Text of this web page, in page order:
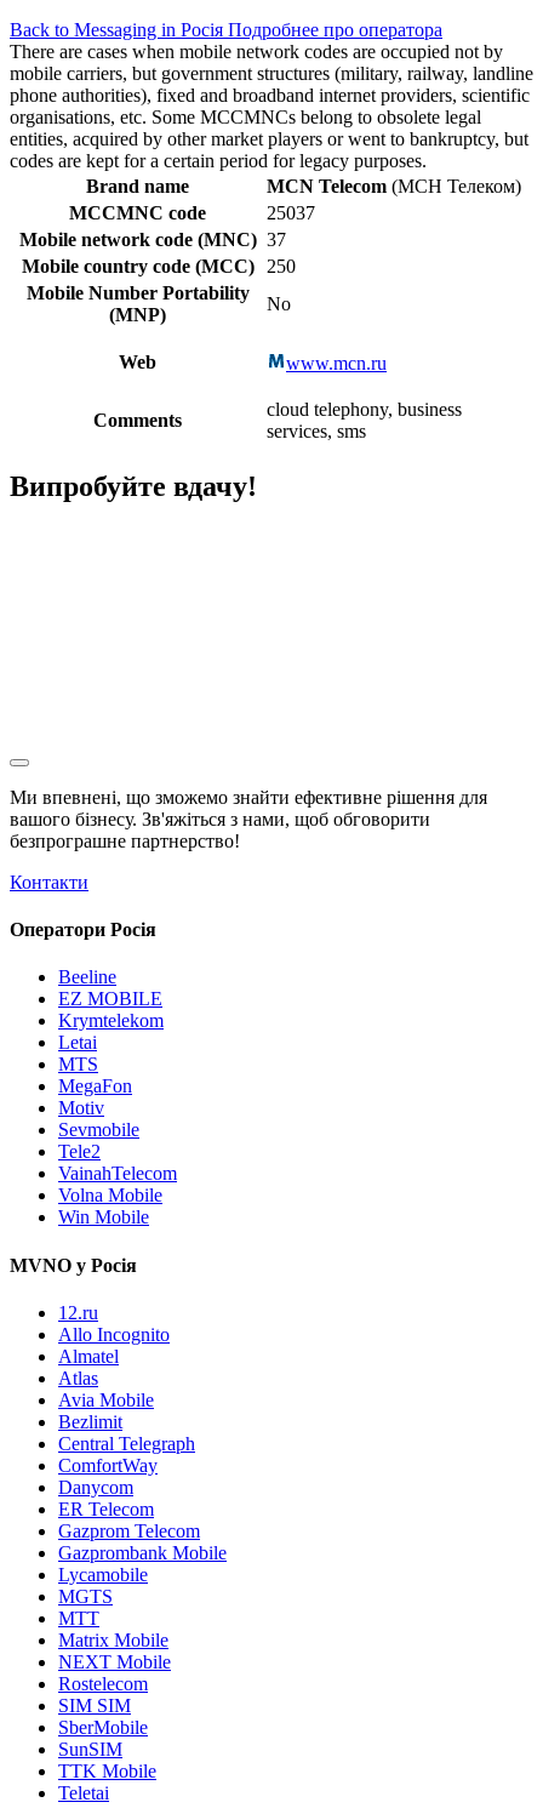
Back to Messaging in Росія Подробнее про оператора
There are cases when mobile network codes are occupied not by
mobile carriers, but government structures (military, railway, landline
phone authorities), fixed and broadband internet providers, scientific
organisations, etc. Some MCCMNCs belong to obsolete legal
entities, acquired by other market players or went to bankruptcy, but
codes are kept for a certain period for legacy purposes.
Brand name
MCN Telecom (МСН Телеком)
MCCMNC code
25037
Mobile network code (MNC) 37
Mobile country code (MCC)
250
Mobile Number Portability
(MNP)
No
Web www.mcn.ru
Comments
cloud telephony, business
services, sms
Випробуйте вдачу!
Ми впевнені, що зможемо знайти ефективне рішення для
вашого бізнесу. Зв'яжіться з нами, щоб обговорити
безпрограшне партнерство!
Контакти
Оператори Росія
Beeline
EZ MOBILE
Krymtelekom
Letai
MTS
MegaFon
Motiv
Sevmobile
Tele2
VainahTelecom
Volna Mobile
Win Mobile
MVNO у Росія
12.ru
Allo Incognito
Almatel
Atlas
Avia Mobile
Bezlimit
Central Telegraph
ComfortWay
Danycom
ER Telecom
Gazprom Telecom
Gazprombank Mobile
Lycamobile
MGTS
MTT
Matrix Mobile
NEXT Mobile
Rostelecom
SIM SIM
SberMobile
SunSIM
TTK Mobile
Teletai